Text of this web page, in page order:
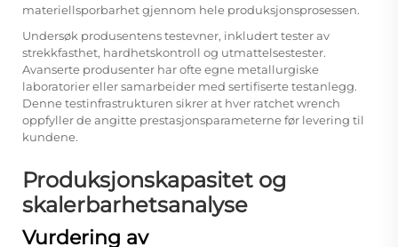
materiellsporbarhet gjennom hele produksjonsprosessen.
Undersøk produsentens testevner, inkludert tester av
strekkfasthet, hardhetskontroll og utmattelsestester.
Avanserte produsenter har ofte egne metallurgiske
laboratorier eller samarbeider med sertifiserte testanlegg.
Denne testinfrastrukturen sikrer at hver ratchet wrench
oppfyller de angitte prestasjonsparameterne før levering til
kundene.
Produksjonskapasitet og
skalerbarhetsanalyse
Vurdering av